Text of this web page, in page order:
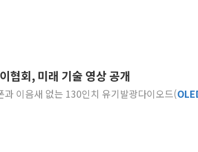
민병덕 "오늘 67개 점포 영업 재개
하나금융이 쏘아 올린 CIFO, 금융
종합특검, '尹 관저 이전 감사 무마'
협회, 미래 기술 영상 공개
이음새 없는 130인치 유기발광다이오드(